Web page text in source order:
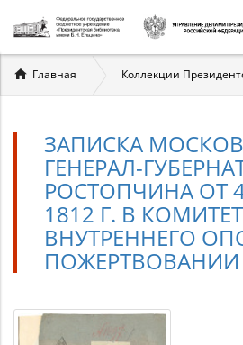
Вы
здесь
Главная Коллекции
ЗАПИСКА
ГЕНЕРАЛ-
РОСТОПЧИНА ОТ
1812 Г. В КОМИТЕТ
ВНУТРЕННЕГО
ПОЖЕРТВОВАНИИ